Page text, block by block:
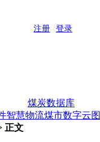
煤炭数据库
智慧物流煤市数字云图
正文